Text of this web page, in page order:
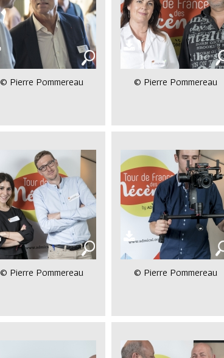
© Pierre Pommereau © Pierre Pommereau
© Pierre Pommereau © Pierre Pommereau